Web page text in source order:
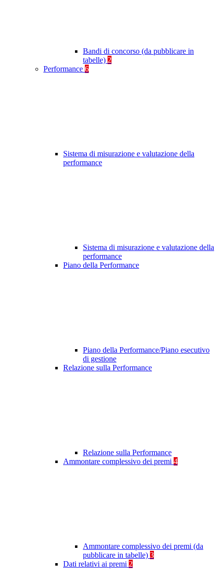
Bandi di concorso (da pubblicare in
tabelle) 2
Performance 6
Sistema di misurazione e valutazione della
performance
Sistema di misurazione e valutazione della
performance
Piano della Performance
Piano della Performance/Piano esecutivo
di gestione
Relazione sulla Performance
Relazione sulla Performance
Ammontare complessivo dei premi 4
Ammontare complessivo dei premi (da
pubblicare in tabelle) 3
Dati relativi ai premi 2